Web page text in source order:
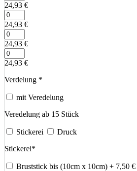
24,93 €
24,93 €
24,93 €
24,93 €
Verdelung *
mit Veredelung
Veredelung ab 15 Stück
Stickerei
Druck
Stickerei*
Bruststick bis (10cm x 10cm) + 7,50 €